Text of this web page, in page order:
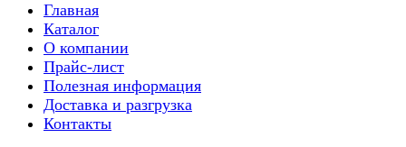
Главная
Каталог
О компании
Прайс-лист
Полезная информация
Доставка и разгрузка
Контакты